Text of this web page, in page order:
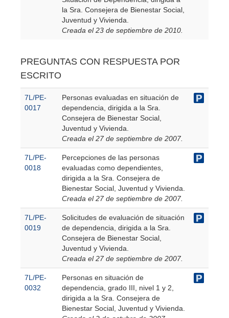
la Sra. Consejera de Bienestar Social,
Juventud y Vivienda.
Creada el 23 de septiembre de 2010.
PREGUNTAS CON RESPUESTA POR
ESCRITO
7L/PE-
0017
Personas evaluadas en situación de
dependencia, dirigida a la Sra.
Consejera de Bienestar Social,
Juventud y Vivienda.
Creada el 27 de septiembre de 2007.
7L/PE-
0018
Percepciones de las personas
evaluadas como dependientes,
dirigida a la Sra. Consejera de
Bienestar Social, Juventud y Vivienda.
Creada el 27 de septiembre de 2007.
7L/PE-
0019
Solicitudes de evaluación de situación
de dependencia, dirigida a la Sra.
Consejera de Bienestar Social,
Juventud y Vivienda.
Creada el 27 de septiembre de 2007.
7L/PE-
0032
Personas en situación de
dependencia, grado III, nivel 1 y 2,
dirigida a la Sra. Consejera de
Bienestar Social, Juventud y Vivienda.